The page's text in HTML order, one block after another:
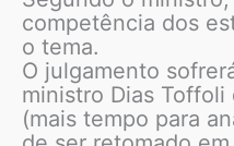
competência dos
o tema.
O julgamento
ministro Dias
(mais tempo para